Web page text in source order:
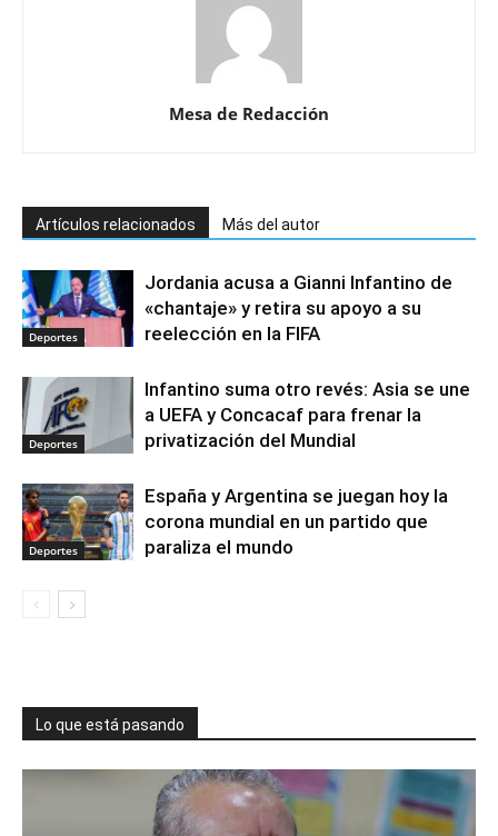
Mesa de Redacción
Artículos relacionados Más del autor
Deportes
Jordania acusa a Gianni Infantino de
«chantaje» y retira su apoyo a su
reelección en la FIFA
Deportes
Infantino suma otro revés: Asia se une
a UEFA y Concacaf para frenar la
privatización del Mundial
Deportes
España y Argentina se juegan hoy la
corona mundial en un partido que
paraliza el mundo
Lo que está pasando